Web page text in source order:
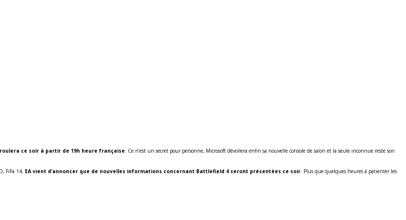
ce soir à partir de 19h heure française. Ce n’est un secret pour personne, Microsoft dévoilera enfin sa nouvelle console de salon et la seule inconnue reste son
FiFa 14, EA vient d’annoncer que de nouvelles informations concernant Battlefield 4 seront présentées ce soir. Plus que quelques heures à patienter les